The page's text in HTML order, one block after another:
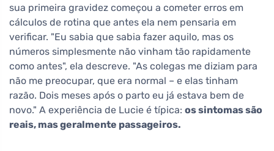
sua primeira gravidez começou a cometer erros em
cálculos de rotina que antes ela nem pensaria em
verificar. "Eu sabia que sabia fazer aquilo, mas os
números simplesmente não vinham tão rapidamente
como antes", ela descreve. "As colegas me diziam para
não me preocupar, que era normal – e elas tinham
razão. Dois meses após o parto eu já estava bem de
novo." A experiência de Lucie é típica: os sintomas são
reais, mas geralmente passageiros.